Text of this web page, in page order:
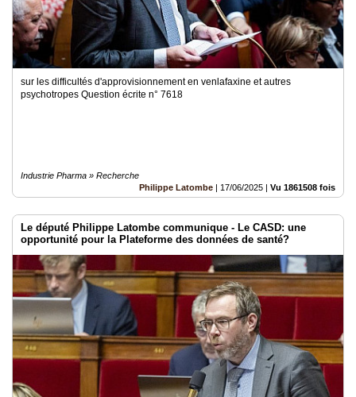
sur les difficultés d'approvisionnement en venlafaxine et autres
psychotropes Question écrite n° 7618
Industrie Pharma » Recherche
Philippe Latombe | 17/06/2025 | Vu 1861508 fois
Le député Philippe Latombe communique - Le CASD: une
opportunité pour la Plateforme des données de santé?